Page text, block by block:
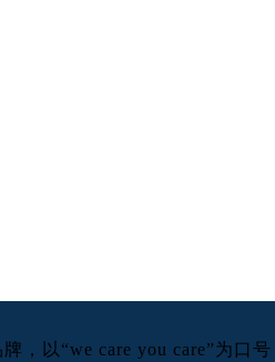
，以“we care you care”为